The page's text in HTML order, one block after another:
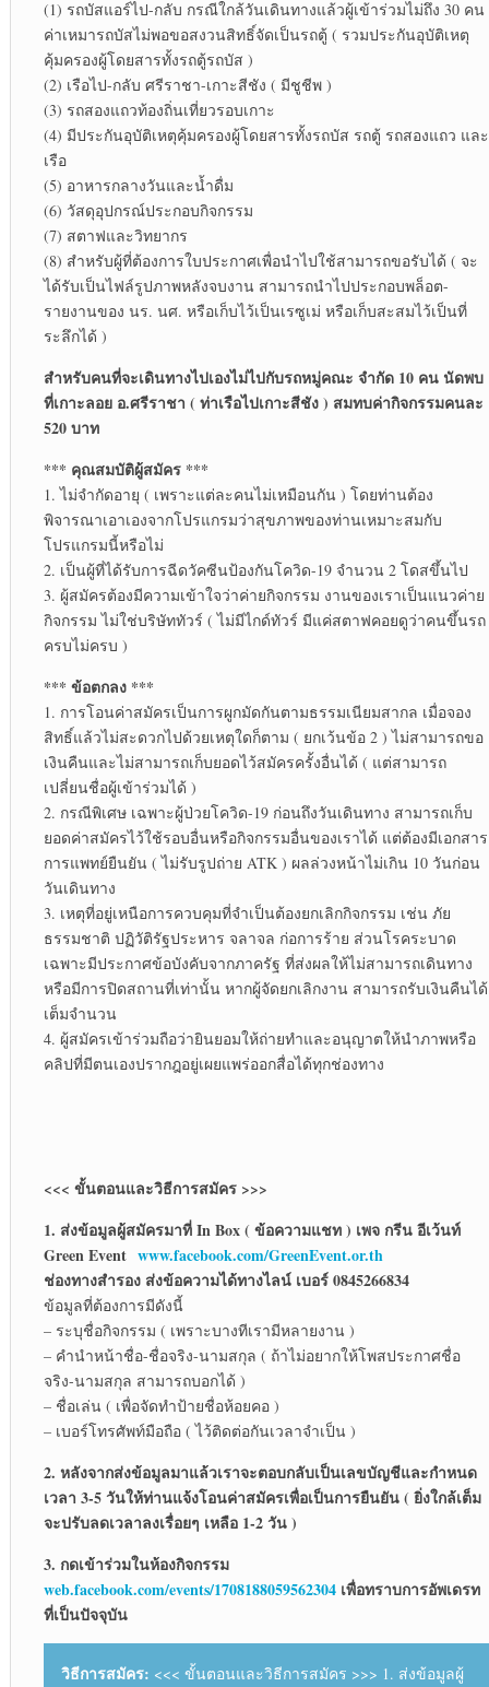
(1) รถบัสแอร์ไป-กลับ กรณีใกล้วันเดินทางแล้วผู้เข้าร่วมไม่ถึง 30 คน
ค่าเหมารถบัสไม่พอขอสงวนสิทธิ์จัดเป็นรถตู้ ( รวมประกันอุบัติเหตุ
คุ้มครองผู้โดยสารทั้งรถตู้รถบัส )
(2) เรือไป-กลับ ศรีราชา-เกาะสีชัง ( มีชูชีพ )
(3) รถสองแถวท้องถิ่นเที่ยวรอบเกาะ
(4) มีประกันอุบัติเหตุคุ้มครองผู้โดยสารทั้งรถบัส รถตู้ รถสองแถว และ
เรือ
(5) อาหารกลางวันและน้ำดื่ม
(6) วัสดุอุปกรณ์ประกอบกิจกรรม
(7) สตาฟและวิทยากร
(8) สำหรับผู้ที่ต้องการใบประกาศเพื่อนำไปใช้สามารถขอรับได้ ( จะ
ได้รับเป็นไฟล์รูปภาพหลังจบงาน สามารถนำไปประกอบพล็อต-
รายงานของ นร. นศ. หรือเก็บไว้เป็นเรซูเม่ หรือเก็บสะสมไว้เป็นที่
ระลึกได้ )
สำหรับคนที่จะเดินทางไปเองไม่ไปกับรถหมู่คณะ จำกัด 10 คน นัดพบ
ที่เกาะลอย อ.ศรีราชา ( ท่าเรือไปเกาะสีชัง ) สมทบค่ากิจกรรมคนละ
520 บาท
*** คุณสมบัติผู้สมัคร ***
1. ไม่จำกัดอายุ ( เพราะแต่ละคนไม่เหมือนกัน ) โดยท่านต้อง
พิจารณาเอาเองจากโปรแกรมว่าสุขภาพของท่านเหมาะสมกับ
โปรแกรมนี้หรือไม่
2. เป็นผู้ที่ได้รับการฉีดวัคซีนป้องกันโควิด-19 จำนวน 2 โดสขึ้นไป
3. ผู้สมัครต้องมีความเข้าใจว่าค่ายกิจกรรม งานของเราเป็นแนวค่าย
กิจกรรม ไม่ใช่บริษัททัวร์ ( ไม่มีไกด์ทัวร์ มีแค่สตาฟคอยดูว่าคนขึ้นรถ
ครบไม่ครบ )
*** ข้อตกลง ***
1. การโอนค่าสมัครเป็นการผูกมัดกันตามธรรมเนียมสากล เมื่อจอง
สิทธิ์แล้วไม่สะดวกไปด้วยเหตุใดก็ตาม ( ยกเว้นข้อ 2 ) ไม่สามารถขอ
เงินคืนและไม่สามารถเก็บยอดไว้สมัครครั้งอื่นได้ ( แต่สามารถ
เปลี่ยนชื่อผู้เข้าร่วมได้ )
2. กรณีพิเศษ เฉพาะผู้ป่วยโควิด-19 ก่อนถึงวันเดินทาง สามารถเก็บ
ยอดค่าสมัครไว้ใช้รอบอื่นหรือกิจกรรมอื่นของเราได้ แต่ต้องมีเอกสาร
การแพทย์ยืนยัน ( ไม่รับรูปถ่าย ATK ) ผลล่วงหน้าไม่เกิน 10 วันก่อน
วันเดินทาง
3. เหตุที่อยู่เหนือการควบคุมที่จำเป็นต้องยกเลิกกิจกรรม เช่น ภัย
ธรรมชาติ ปฏิวัติรัฐประหาร จลาจล ก่อการร้าย ส่วนโรคระบาด
เฉพาะมีประกาศข้อบังคับจากภาครัฐ ที่ส่งผลให้ไม่สามารถเดินทาง
หรือมีการปิดสถานที่เท่านั้น หากผู้จัดยกเลิกงาน สามารถรับเงินคืนได้
เต็มจำนวน
4. ผู้สมัครเข้าร่วมถือว่ายินยอมให้ถ่ายทำและอนุญาตให้นำภาพหรือ
คลิปที่มีตนเองปรากฎอยู่เผยแพร่ออกสื่อได้ทุกช่องทาง
<<< ขั้นตอนและวิธีการสมัคร >>>
1. ส่งข้อมูลผู้สมัครมาที่ In Box ( ข้อความแชท ) เพจ กรีน อีเว้นท์
Green Event www.facebook.com/GreenEvent.or.th
ช่องทางสำรอง ส่งข้อความได้ทางไลน์ เบอร์ 0845266834
ข้อมูลที่ต้องการมีดังนี้
– ระบุชื่อกิจกรรม ( เพราะบางทีเรามีหลายงาน )
– คำนำหน้าชื่อ-ชื่อจริง-นามสกุล ( ถ้าไม่อยากให้โพสประกาศชื่อ
จริง-นามสกุล สามารถบอกได้ )
– ชื่อเล่น ( เพื่อจัดทำป้ายชื่อห้อยคอ )
– เบอร์โทรศัพท์มือถือ ( ไว้ติดต่อกันเวลาจำเป็น )
2. หลังจากส่งข้อมูลมาแล้วเราจะตอบกลับเป็นเลขบัญชีและกำหนด
เวลา 3-5 วันให้ท่านแจ้งโอนค่าสมัครเพื่อเป็นการยืนยัน ( ยิ่งใกล้เต็ม
จะปรับลดเวลาลงเรื่อยๆ เหลือ 1-2 วัน )
3. กดเข้าร่วมในห้องกิจกรรม
web.facebook.com/events/1708188059562304เพื่อทราบการอัพเดรท
ที่เป็นปัจจุบัน
วิธีการสมัคร: <<< ขั้นตอนและวิธีการสมัคร >>> 1. ส่งข้อมูลผู้